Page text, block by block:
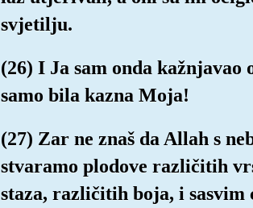
svjetilju.
(26) I Ja sam onda
samo bila kazna Moja!
(27) Zar ne znaš da Allah s
stvaramo plodove različitih
staza, različitih boja, i sasvim